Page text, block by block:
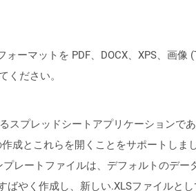
マットを PDF、DOCX、XPS、画像
ください。
スプレッドシートアプリケーションで
成とこれらを開くことをサポートしま
レートファイルは、デフォルトのデー
やく作成し、新しい.XLSファイルとし